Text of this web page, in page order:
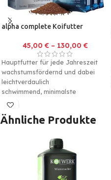
alpha complete Koifutter
45,00 €– 130,00 €
Hauptfutter für jede Jahreszeit
wachstumsfördernd und dabei
leichtverdaulich
schwimmend, minimalste
Wasserbelastung
Ähnliche Produkte